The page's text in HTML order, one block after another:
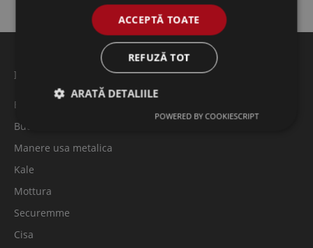
Feronerie usi metalice
Broaste/Yale
Butuci Usa Constanta
Manere usa metalica
Kale
Mottura
Securemme
Cisa
ACCEPTĂ TOATE
REFUZĂ TOT
ARATĂ DETALIILE
POWERED BY COOKIESCRIPT